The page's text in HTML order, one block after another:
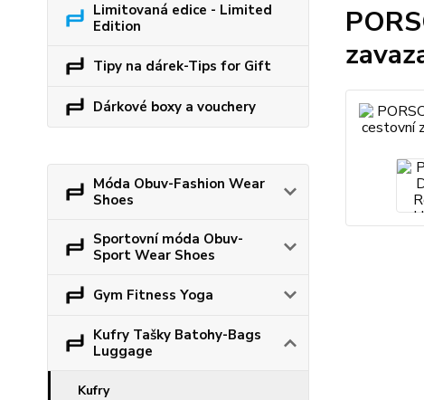
Limitovaná edice - Limited
Edition
Tipy na dárek-Tips for Gift
Dárkové boxy a vouchery
Móda Obuv-Fashion Wear
Shoes
Sportovní móda Obuv-
Sport Wear Shoes
Gym Fitness Yoga
Kufry Tašky Batohy-Bags
Luggage
Kufry